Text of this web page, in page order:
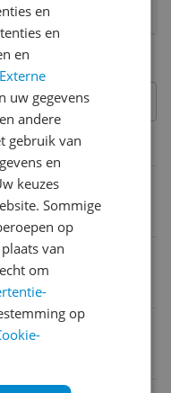
7 en
en
en
Externe
uw gegevens
andere
gebruik van
en
keuzes
Sommige
op
van
om
op